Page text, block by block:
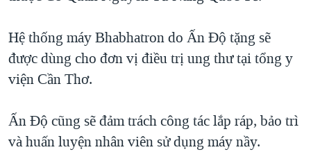
TRỊNH VĨNH BÌNH VS. CHÍNH PHỦ VIỆT NAM
NGƯ DÂN VIỆT VÀ LÀN SÓNG TRỘM HẢI SÂM
QUAN HỆ VIỆT MỸ
Hệ thống máy Bhabhatron do Ấn Ðộ tặng sẽ
được dùng cho đơn vị điều trị ung thư tại tổng y
viện Cần Thơ.
Ấn Ðộ cũng sẽ đảm trách công tác lắp ráp, bảo trì
và huấn luyện nhân viên sử dụng máy nầy.